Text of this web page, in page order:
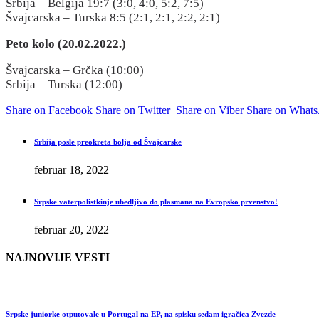
Srbija – Belgija 19:7 (3:0, 4:0, 5:2, 7:5)
Švajcarska – Turska 8:5 (2:1, 2:1, 2:2, 2:1)
Peto kolo (20.02.2022.)
Švajcarska – Grčka (10:00)
Srbija – Turska (12:00)
Share on Facebook Share on Twitter Share on Viber Share on
Srbija posle preokreta bolja od Švajcarske
februar 18, 2022
Srpske vaterpolistkinje ubedljivo do plasmana na Evropsko prvenstvo!
februar 20, 2022
NAJNOVIJE VESTI
Srpske juniorke otputovale u Portugal na EP, na spisku sedam igračica Zvezde